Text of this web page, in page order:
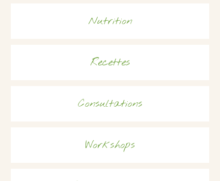
Nutrition
Recettes
Consultations
Workshops